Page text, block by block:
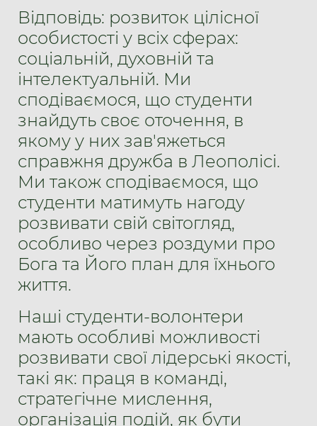
Відповідь: розвиток цілісної
особистості у всіх сферах:
соціальній, духовній та
інтелектуальній. Ми
сподіваємося, що студенти
знайдуть своє оточення, в
якому у них зав'яжеться
справжня дружба в Леополісі.
Ми також сподіваємося, що
студенти матимуть нагоду
розвивати свій світогляд,
особливо через роздуми про
Бога та Його план для їхнього
життя.
Наші студенти-волонтери
мають особливі можливості
розвивати свої лідерські якості,
такі як: праця в команді,
стратегічне мислення,
організація подій, як бути